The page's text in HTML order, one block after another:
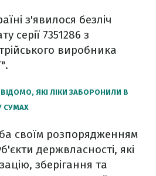
з'явилося безліч
серії 7351286 з
виробника
ЯКІ ЛІКИ ЗАБОРОНИЛИ В
СУМАХ
своїм розпорядженням
держвласності, які
зберігання та